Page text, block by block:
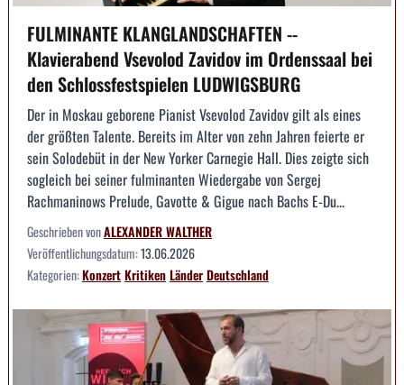
FULMINANTE KLANGLANDSCHAFTEN --
Klavierabend Vsevolod Zavidov im Ordenssaal bei
den Schlossfestspielen LUDWIGSBURG
Der in Moskau geborene Pianist Vsevolod Zavidov gilt als eines
der größten Talente. Bereits im Alter von zehn Jahren feierte er
sein Solodebüt in der New Yorker Carnegie Hall. Dies zeigte sich
sogleich bei seiner fulminanten Wiedergabe von Sergej
Rachmaninows Prelude, Gavotte & Gigue nach Bachs E-Du...
Geschrieben vonALEXANDER WALTHER
Veröffentlichungsdatum:13.06.2026
Kategorien:KonzertKritikenLänderDeutschland